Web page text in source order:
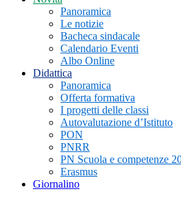
Panoramica
Le notizie
Bacheca sindacale
Calendario Eventi
Albo Online
Didattica
Panoramica
Offerta formativa
I progetti delle classi
Autovalutazione d’Istituto
PON
PNRR
PN Scuola e competenze
Erasmus
Giornalino